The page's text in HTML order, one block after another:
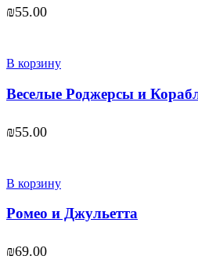
₪55.00
В корзину
Веселые Роджерсы и
₪55.00
В корзину
Ромео и Джульетта
₪69.00